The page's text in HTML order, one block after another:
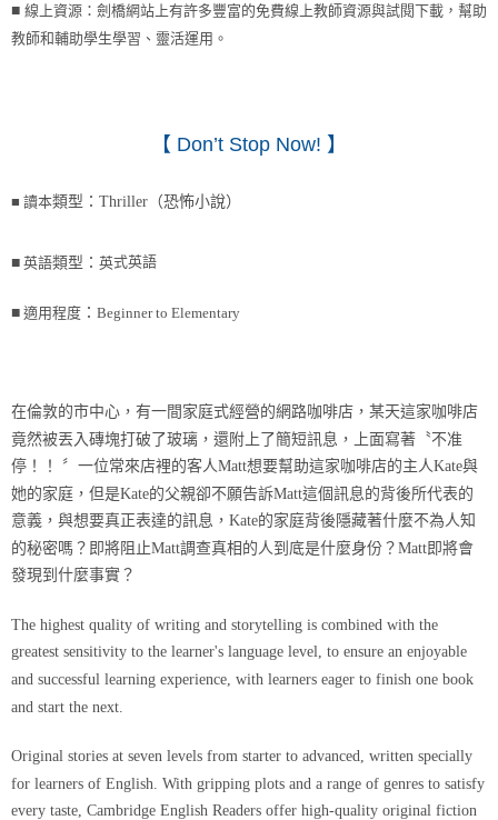
■ 線上資源：劍橋網站上有許多豐富的免費線上教師資源與試閱下載，幫助
教師和輔助學生學習、靈活運用。
【 Don’t Stop Now! 】
■ 讀本類型： Thriller （恐怖小說）
■ 英語類型： 英式英語
■ 適用程度 ： Beginner to Elementary
在倫敦的市中心，有一間家庭式經營的網路咖啡店，某天這家咖啡店
竟然被丟入磚塊打破了玻璃，還附上了簡短訊息，上面寫著〝不准
停！！ 〞一位常來店裡的客人Matt想要幫助這家咖啡店的主人Kate與
她的家庭，但是Kate的父親卻不願告訴Matt這個訊息的背後所代表的
意義，與想要真正表達的訊息，Kate的家庭背後隱藏著什麼不為人知
的秘密嗎？即將阻止Matt調查真相的人到底是什麼身份？Matt即將會
發現到什麼事實？
The highest quality of writing and storytelling is combined with the
greatest sensitivity to the learner's language level, to ensure an enjoyable
and successful learning experience, with learners eager to finish one book
and start the next.
Original stories at seven levels from starter to advanced, written specially
for learners of English. With gripping plots and a range of genres to satisfy
every taste, Cambridge English Readers offer high-quality original fiction